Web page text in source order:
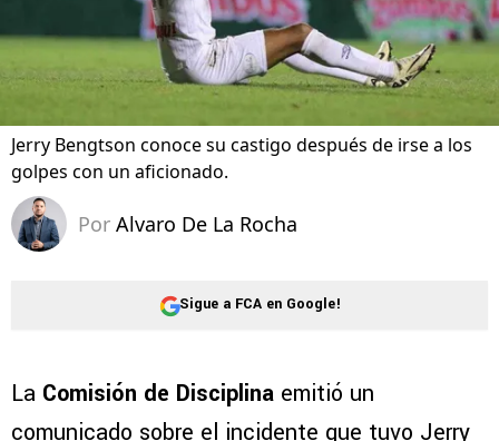
Jerry Bengtson conoce su castigo después de irse a los
golpes con un aficionado.
Por Alvaro De La Rocha
Sigue a FCA en Google!
La Comisión de Disciplina emitió un
comunicado sobre el incidente que tuvo Jerry